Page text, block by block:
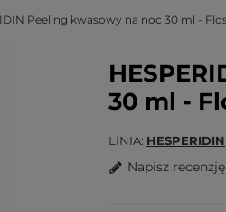
Peeling kwasowy na noc 30 ml -
30 ml -
LINIA HESPERIDIN
Napisz recenzję